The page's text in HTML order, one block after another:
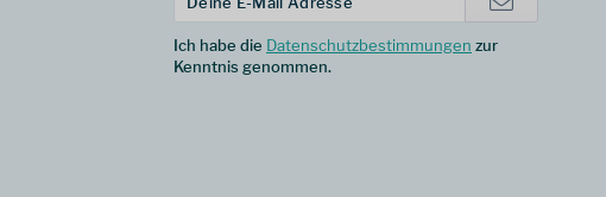
Ich habe die Datenschutzbestimmungen zur
Kenntnis genommen.